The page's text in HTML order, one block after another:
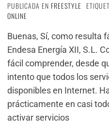
PUBLICADA EN FREESTYLE
ONLINE
Buenas, Sí, como resulta
Endesa Energía XII, S.L.
fácil comprender, desde
intento que todos los
disponibles en Internet.
prácticamente en casi
activar servicios